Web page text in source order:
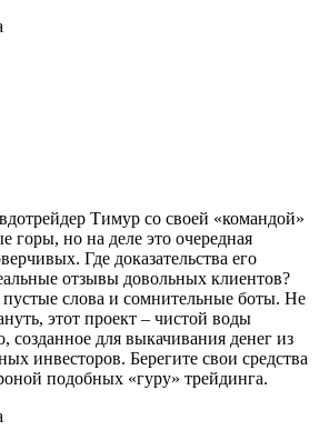
Тимур со своей «командой»
горы, но на деле это очередная
Где доказательства его
отзывы довольных клиентов?
пустые слова и сомнительные боты. Не
этот проект – чистой воды
созданное для выкачивания денег из
инвесторов. Берегите свои средства
подобных «гуру» трейдинга.